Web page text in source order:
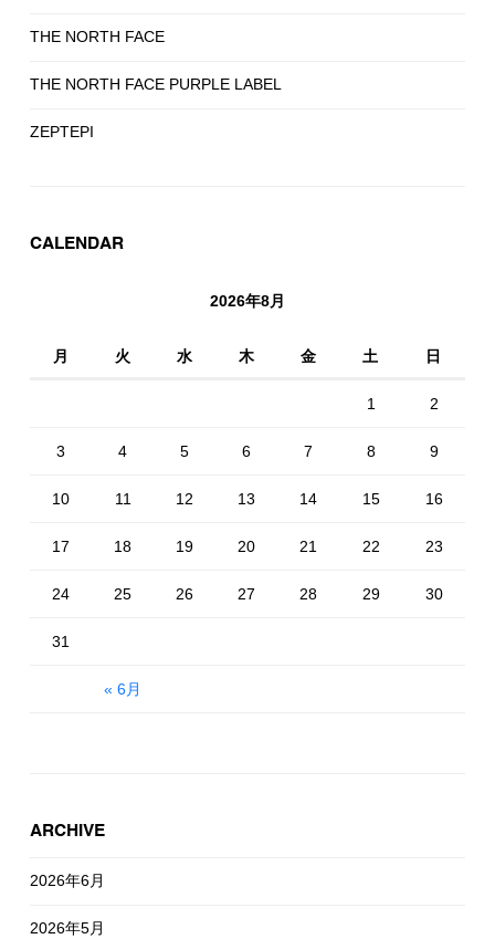
THE NORTH FACE
THE NORTH FACE PURPLE LABEL
ZEPTEPI
CALENDAR
2026年8月
月 火 水 木 金 土 日
« 6月
1 2
3 4 5 6 7 8 9
10 11 12 13 14 15 16
17 18 19 20 21 22 23
24 25 26 27 28 29 30
31
ARCHIVE
2026年6月
2026年5月